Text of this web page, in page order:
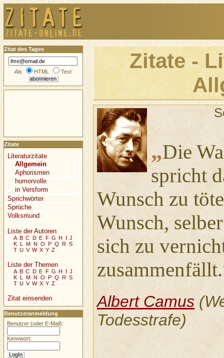
Zitate -
„Die
spricht
Wunsch zu
Wunsch,
sich zu
zusammenfällt.
Albert Camus
Todesstrafe)
Zitat des Tages
Als HTML Text
Zitate
Literaturzitate
Allgemein
Aphorismen
humorvolle
in Versform
Sprichwörter
Sprüche
Volksmund
Liste der Autoren
A B C D E F G H I J
K L M N O P Q R S
T U V W X Y Z
Liste der Themen
A B C D E F G H I J
K L M N O P Q R S
T U V W X Y Z
Zitat einsenden
Benutzeranmeldung
Benutzer (oder E-Mail):
Kennwort: